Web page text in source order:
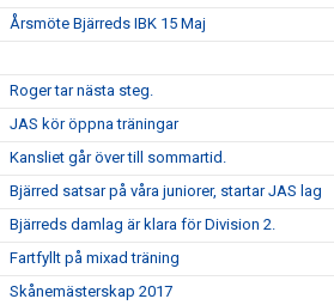
Årsmöte Bjärreds IBK 15 Maj
Roger tar nästa steg.
JAS kör öppna träningar
Kansliet går över till sommartid.
Bjärred satsar på våra juniorer, startar JAS lag
Bjärreds damlag är klara för Division 2.
Fartfyllt på mixad träning
Skånemästerskap 2017